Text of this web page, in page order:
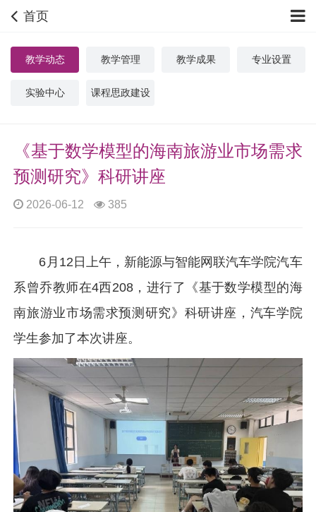
首页
教学动态 教学管理 教学成果 专业设置
实验中心 课程思政建设
《基于数学模型的海南旅游业市场需求
预测研究》科研讲座
2026-06-12 385
6月12日上午，新能源与智能网联汽车学院汽车
系曾乔教师在4西208，进行了《基于数学模型的海
南旅游业市场需求预测研究》科研讲座，汽车学院
学生参加了本次讲座。